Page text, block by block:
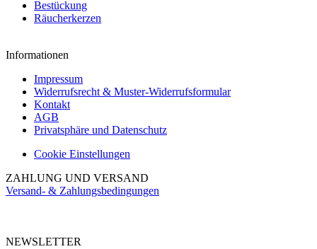
Bestückung
Räucherkerzen
Informationen
Impressum
Widerrufsrecht & Muster-Widerrufsformular
Kontakt
AGB
Privatsphäre und Datenschutz
Cookie Einstellungen
ZAHLUNG UND VERSAND
Versand- & Zahlungsbedingungen
NEWSLETTER